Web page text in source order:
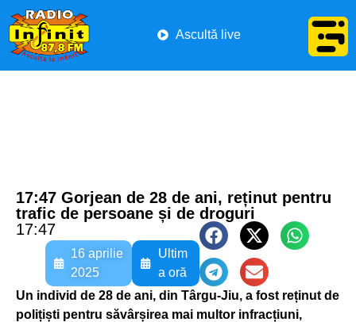
Ascultă live
17:47 Gorjean de 28 de ani, reținut pentru
trafic de persoane și de droguri
17:47
16 aprilie
2025
Ultim
a oră
Un individ de 28 de ani, din Târgu-Jiu, a fost reținut de
polițiști pentru săvârșirea mai multor infracțiuni,